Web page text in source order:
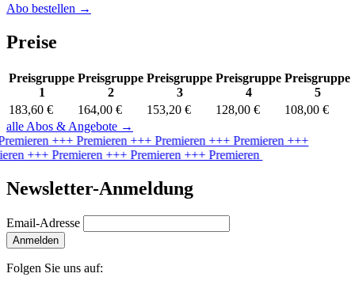
Abo bestellen →
Preise
Preisgruppe
1
Preisgruppe
2
Preisgruppe
3
Preisgruppe
4
Preisgruppe
5
183,60 €
164,00 € 153,20 € 128,00 €
108,00 €
alle Abos & Angebote →
+++ Premieren +++ Premieren +++ Premieren +++
+++ Premieren +++ Premieren +++ Premieren
Newsletter-Anmeldung
Email-Adresse
Anmelden
Folgen Sie uns auf: